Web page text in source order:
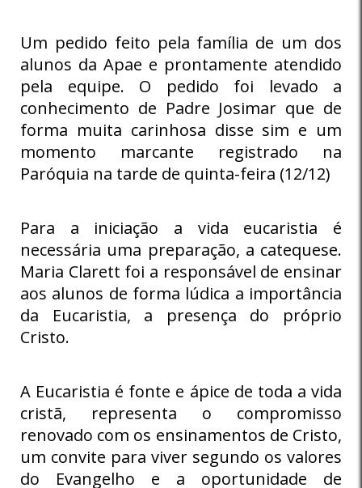
Um pedido feito pela família de um dos
alunos da Apae e prontamente atendido
pela equipe. O pedido foi levado a
conhecimento de Padre Josimar que de
forma muita carinhosa disse sim e um
momento marcante registrado na
Paróquia na tarde de quinta-feira (12/12)
Para a iniciação a vida eucaristia é
necessária uma preparação, a catequese.
Maria Clarett foi a responsável de ensinar
aos alunos de forma lúdica a importância
da Eucaristia, a presença do próprio
Cristo.
A Eucaristia é fonte e ápice de toda a vida
cristã, representa o compromisso
renovado com os ensinamentos de Cristo,
um convite para viver segundo os valores
do Evangelho e a oportunidade de